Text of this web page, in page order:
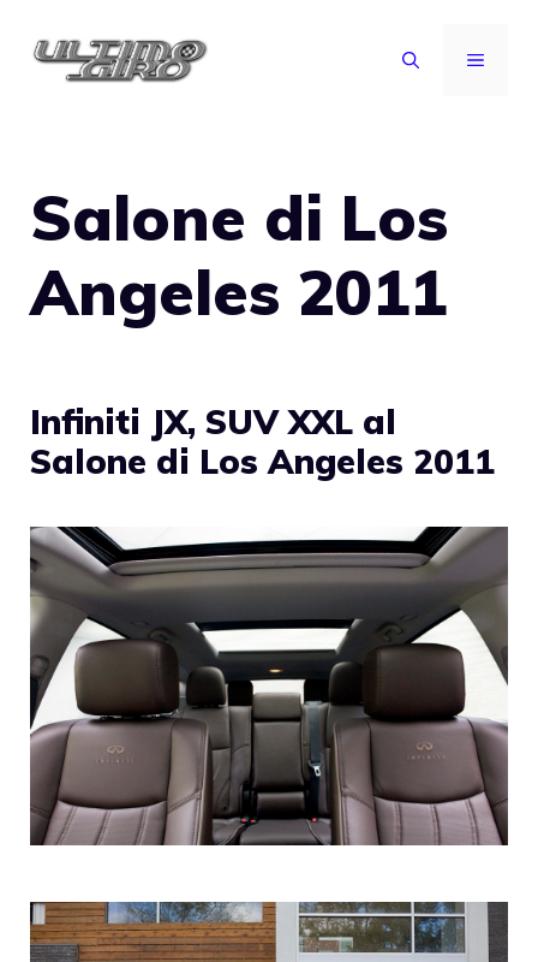
MENU
Salone di Los
Angeles 2011
Infiniti JX, SUV XXL al
Salone di Los Angeles 2011